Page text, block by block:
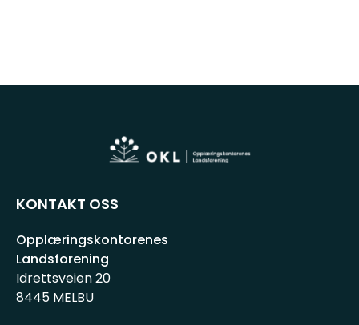
KONTAKT OSS
Opplæringskontorenes
Landsforening
Idrettsveien 20
8445 MELBU